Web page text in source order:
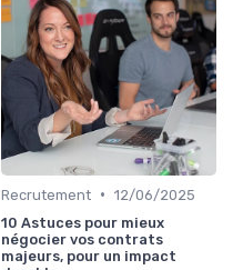
Recrutement • 12/06/2025
10 Astuces pour mieux
négocier vos contrats
majeurs, pour un impact